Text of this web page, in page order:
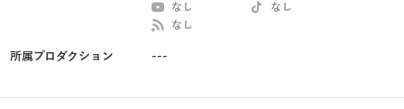
なし
なし
なし
所属プロダクション ---